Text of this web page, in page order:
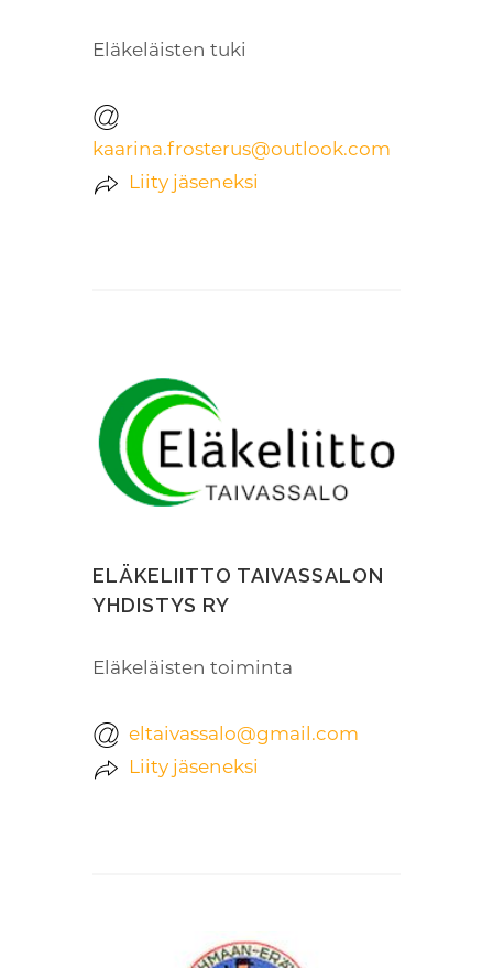
Eläkeläisten tuki
kaarina.frosterus@outlook.com
Liity jäseneksi
ELÄKELIITTO TAIVASSALON
YHDISTYS RY
Eläkeläisten toiminta
eltaivassalo@gmail.com
Liity jäseneksi